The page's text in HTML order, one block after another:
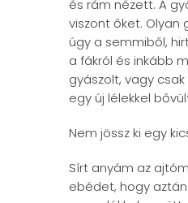
és rám nézett. A
viszont őket.
úgy a semmiből,
a fákról és inkább
gyászolt, vagy
egy új lélekkel
Nem jössz ki egy
Sírt anyám az
ebédet, hogy